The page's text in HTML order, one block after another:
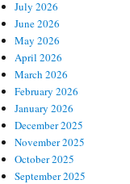
July 2026
June 2026
May 2026
April 2026
March 2026
February 2026
January 2026
December 2025
November 2025
October 2025
September 2025